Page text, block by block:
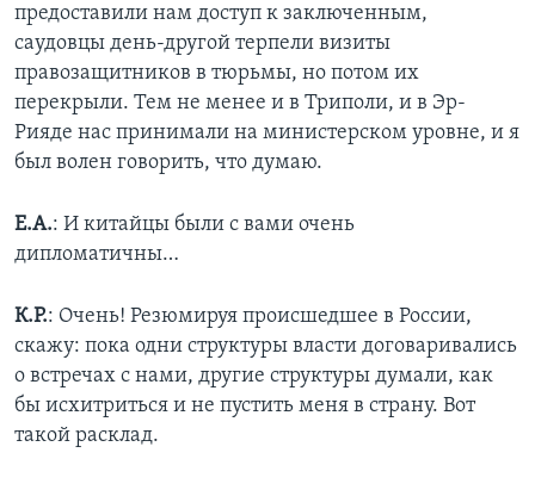
предоставили нам доступ к заключенным,
саудовцы день-другой терпели визиты
правозащитников в тюрьмы, но потом их
перекрыли. Тем не менее и в Триполи, и в Эр-
Рияде нас принимали на министерском уровне, и я
был волен говорить, что думаю.
Е.А.: И китайцы были с вами очень
дипломатичны…
К.Р.: Очень! Резюмируя происшедшее в России,
скажу: пока одни структуры власти договаривались
о встречах с нами, другие структуры думали, как
бы исхитриться и не пустить меня в страну. Вот
такой расклад.